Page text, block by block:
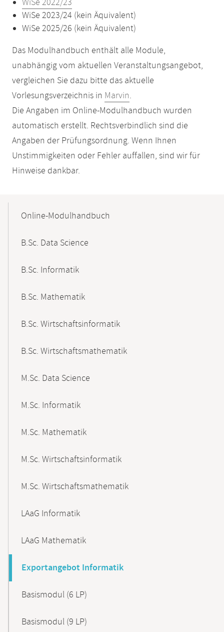
WiSe 2022/23
WiSe 2023/24 (kein Äquivalent)
WiSe 2025/26 (kein Äquivalent)
Das Modulhandbuch enthält alle Module,
unabhängig vom aktuellen Veranstaltungsangebot,
vergleichen Sie dazu bitte das aktuelle
Vorlesungsverzeichnis in Marvin.
Die Angaben im Online-Modulhandbuch wurden
automatisch erstellt. Rechtsverbindlich sind die
Angaben der Prüfungsordnung. Wenn Ihnen
Unstimmigkeiten oder Fehler auffallen, sind wir für
Hinweise dankbar.
NavigationOnline-Modulhandbuch
B.Sc. Data Science
B.Sc. Informatik
B.Sc. Mathematik
B.Sc. Wirtschaftsinformatik
B.Sc. Wirtschaftsmathematik
M.Sc. Data Science
M.Sc. Informatik
M.Sc. Mathematik
M.Sc. Wirtschaftsinformatik
M.Sc. Wirtschaftsmathematik
LAaG Informatik
LAaG Mathematik
Exportangebot Informatik
Basismodul (6 LP)
Basismodul (9 LP)